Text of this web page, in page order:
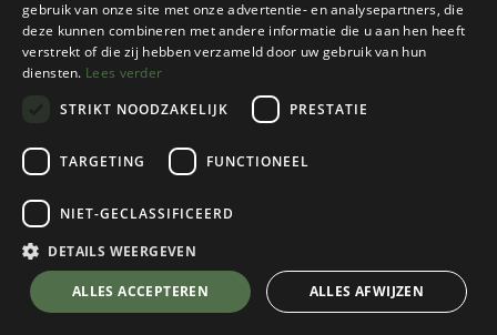
Mammut
Courmayeur SO Pants Dames
Marine
Kies een maat
💬 Stel je vraag over dit product via WhatsApp
gebruik van onze site met onze advertentie- en analysepartners, die
deze kunnen combineren met andere informatie die u aan hen heeft
verstrekt of die zij hebben verzameld door uw gebruik van hun
diensten. Lees verder
STRIKT NOODZAKELIJK
PRESTATIE
TARGETING FUNCTIONEEL
NIET-GECLASSIFICEERD
DETAILS WEERGEVEN
ALLES ACCEPTEREN ALLES AFWIJZEN